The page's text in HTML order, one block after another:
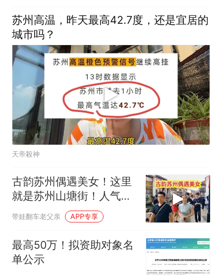
苏州高温，昨天最高42.7度，还是宜居的
城市吗？
天帝殺神
古韵苏州偶遇美女！这里
就是苏州山塘街！人气旺
盛景色优美
带娃翻车老父亲 APP专享
最高50万！拟资助对象名
单公示